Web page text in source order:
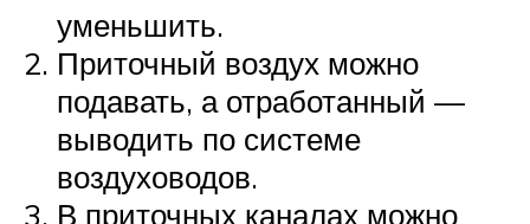
уменьшить.
Приточный воздух можно
подавать, а отработанный —
выводить по системе
воздуховодов.
В приточных каналах можно